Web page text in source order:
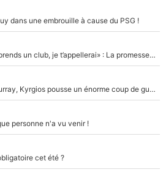
dans une embrouille à cause du PSG !
Mercato - OM - «Dès que je prends un club, je t’appellerai» : La promesse de Marcelino au moment de claquer la porte
Victime de racisme contre Murray, Kyrgios pousse un énorme coup de gueule !
personne n'a vu venir !
cet été ?